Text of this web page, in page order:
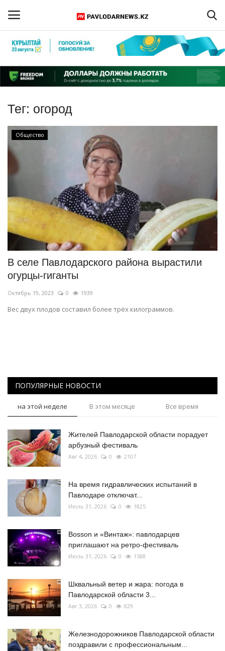
Регистрация
Главная
Обратная связь
ПАВЛОДАРСКАЯ ОБЛАСТЬ
СПЕЦПРОЕКТЫ
СПОРТ
Чек-лист
РАЗВЛЕЧЕНИЯ
Қазақша Русский
Тег: огород
Общество
В селе Павлодарского района вырастили
огурцы-гиганты
Октябрь 19, 2023 0 1939
Вес двух плодов составил более трёх килограммов.
ПОПУЛЯРНЫЕ НОВОСТИ
на этой неделе В этом месяце Все время
Жителей Павлодарской области порадует
арбузный фестиваль
Авг 4, 2026 0 2107
На время гидравлических испытаний в
Павлодаре отключат...
Июль 31, 2026 0 1825
Bosson и «Винтаж»: павлодарцев
приглашают на ретро-фестиваль
Июль 31, 2026 0 1588
Шквальный ветер и жара: погода в
Павлодарской области 3...
Авг 3, 2026 0 829
Железнодорожников Павлодарской области
поздравили с профессиональным...